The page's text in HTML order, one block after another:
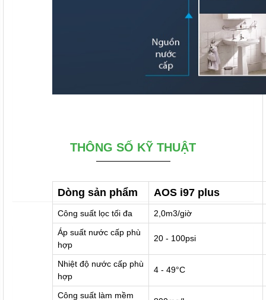
THÔNG SỐ KỸ THUẬT
Dòng sản phẩm AOS i97 plus
Công suất lọc tối đa
2,0m3/giờ
Áp suất nước cấp phù
hợp
20 - 100psi
Nhiệt độ nước cấp phù
hợp
4 - 49°C
Công suất làm mềm